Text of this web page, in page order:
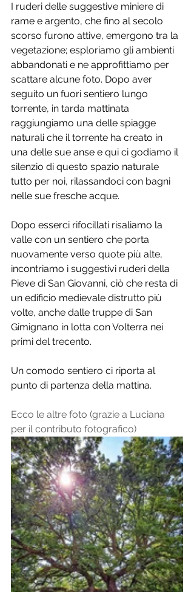
I ruderi delle suggestive miniere di
rame e argento, che fino al secolo
scorso furono attive, emergono tra la
vegetazione; esploriamo gli ambienti
abbandonati e ne approfittiamo per
scattare alcune foto. Dopo aver
seguito un fuori sentiero lungo
torrente, in tarda mattinata
raggiungiamo una delle spiagge
naturali che il torrente ha creato in
una delle sue anse e qui ci godiamo il
silenzio di questo spazio naturale
tutto per noi, rilassandoci con bagni
nelle sue fresche acque.
Dopo esserci rifocillati risaliamo la
valle con un sentiero che porta
nuovamente verso quote più alte,
incontriamo i suggestivi ruderi della
Pieve di San Giovanni, ciò che resta di
un edificio medievale distrutto più
volte, anche dalle truppe di San
Gimignano in lotta con Volterra nei
primi del trecento.
Un comodo sentiero ci riporta al
punto di partenza della mattina.
Ecco le altre foto (grazie a Luciana
per il contributo fotografico)